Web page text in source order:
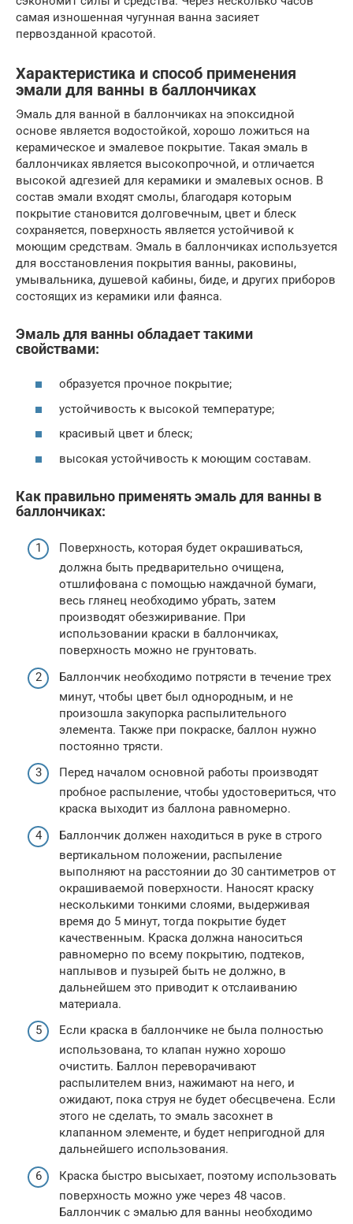
самая изношенная чугунная ванна засияет
первозданной красотой.
Характеристика и способ применения
эмали для ванны в баллончиках
Эмаль для ванной в баллончиках на эпоксидной
основе является водостойкой, хорошо ложиться на
керамическое и эмалевое покрытие. Такая эмаль в
баллончиках является высокопрочной, и отличается
высокой адгезией для керамики и эмалевых основ. В
состав эмали входят смолы, благодаря которым
покрытие становится долговечным, цвет и блеск
сохраняется, поверхность является устойчивой к
моющим средствам. Эмаль в баллончиках используется
для восстановления покрытия ванны, раковины,
умывальника, душевой кабины, биде, и других приборов
состоящих из керамики или фаянса.
Эмаль для ванны обладает такими
свойствами:
образуется прочное покрытие;
устойчивость к высокой температуре;
красивый цвет и блеск;
высокая устойчивость к моющим составам.
Как правильно применять эмаль для ванны в
баллончиках:
Поверхность, которая будет окрашиваться,
должна быть предварительно очищена,
отшлифована с помощью наждачной бумаги,
весь глянец необходимо убрать, затем
производят обезжиривание. При
использовании краски в баллончиках,
поверхность можно не грунтовать.
Баллончик необходимо потрясти в течение трех
минут, чтобы цвет был однородным, и не
произошла закупорка распылительного
элемента. Также при покраске, баллон нужно
постоянно трясти.
Перед началом основной работы производят
пробное распыление, чтобы удостовериться, что
краска выходит из баллона равномерно.
Баллончик должен находиться в руке в строго
вертикальном положении, распыление
выполняют на расстоянии до 30 сантиметров от
окрашиваемой поверхности. Наносят краску
несколькими тонкими слоями, выдерживая
время до 5 минут, тогда покрытие будет
качественным. Краска должна наноситься
равномерно по всему покрытию, подтеков,
наплывов и пузырей быть не должно, в
дальнейшем это приводит к отслаиванию
материала.
Если краска в баллончике не была полностью
использована, то клапан нужно хорошо
очистить. Баллон переворачивают
распылителем вниз, нажимают на него, и
ожидают, пока струя не будет обесцвечена. Если
этого не сделать, то эмаль засохнет в
клапанном элементе, и будет непригодной для
дальнейшего использования.
Краска быстро высыхает, поэтому использовать
поверхность можно уже через 48 часов.
Баллончик с эмалью для ванны необходимо